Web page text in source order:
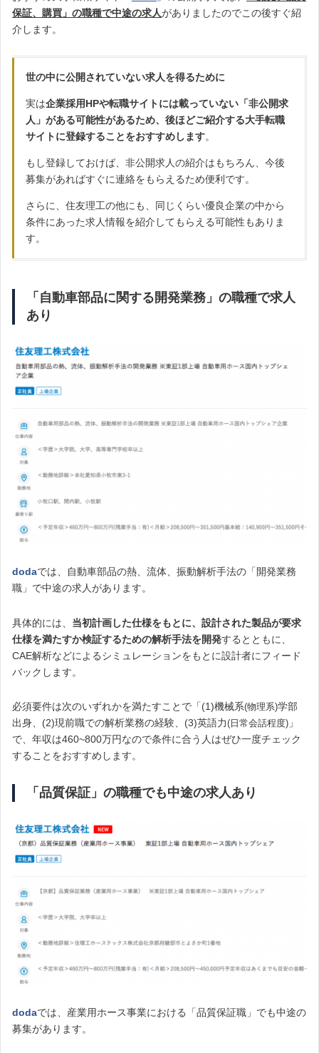
保証、購買」の職種で中途の求人がありましたのでこの後すぐ紹
介します。
世の中に公開されていない求人を得るために
実は企業採用HPや転職サイトには載っていない「非公開求
人」がある可能性があるため、後ほどご紹介する大手転職
サイトに登録することをおすすめします。
もし登録しておけば、非公開求人の紹介はもちろん、今後
募集があればすぐに連絡をもらえるため便利です。
さらに、住友理工の他にも、同じくらい優良企業の中から
条件にあった求人情報を紹介してもらえる可能性もありま
す。
「自動車部品に関する開発業務」の職種で求人
あり
dodaでは、自動車部品の熱、流体、振動解析手法の「開発業務
職」で中途の求人があります。
具体的には、 当初計画した仕様をもとに、設計された製品が要求
仕様を満たすか検証するための解析手法を開発するとともに、
CAE解析などによるシミュレーションをもとに設計者にフィード
バックします。
必須要件は次のいずれかを満たすことで「(1)機械系(物理系)学部
出身、(2)現前職での解析業務の経験、(3)英語力(日常会話程度) 」
で、年収は460~800万円なので条件に合う人はぜひ一度チェック
することをおすすめします。
「品質保証」の職種でも中途の求人あり
dodaでは、産業用ホース事業における「品質保証職」でも中途の
募集があります。